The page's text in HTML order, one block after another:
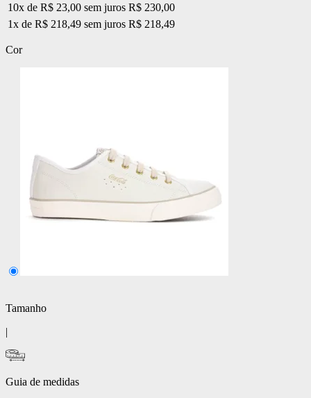
10x de R$ 23,00 sem juros R$ 230,00
1x de R$ 218,49 sem juros R$ 218,49
Cor
Tamanho
|
Guia de medidas